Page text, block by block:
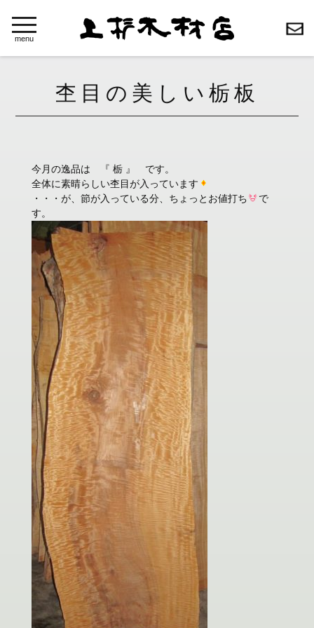
toggle
navigation
menu
杢目の美しい栃板
今月の逸品は 『 栃 』 です。
全体に素晴らしい杢目が入っています
・・・が、節が入っている分、ちょっとお値打ち
で
す。